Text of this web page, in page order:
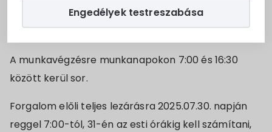
Engedélyek testreszabása
Választási információk
Választási szervek
2024. évi általános
A felújítása várhatóan 2025.07.23. napjától
2025.08.01 napjáig tart.
A munkavégzésre munkanapokon 7:00 és 16:30
között kerül sor.
Forgalom előli teljes lezárásra 2025.07.30. napján
reggel 7:00-tól, 31-én az esti órákig kell számítani,